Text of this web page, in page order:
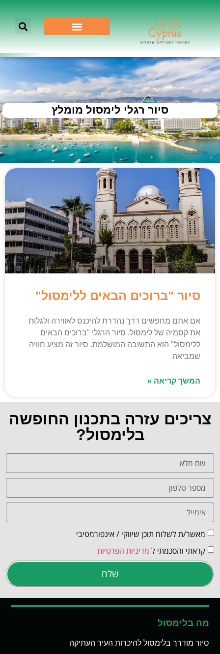
סיור רגלי לימסול מומלץ
סיור "ברוכים הבאים ללימסול"
אם אתם מחפשים דרך נהדרת להיכנס לאווירה ולגלות
את קסמיה של לימסול, סיור הרגלי "ברוכים הבאים
ללימסול" הוא התשובה המושלמת. סיור זה מציע חוויה
שמביאה
המשך קריאה »
צריכים עזרה בתכנון החופשה
בלימסול?
מאשר/ת לשלוח תוכן שיווקי / אינפורמטיבי
קראתי והסכמתי ל מדיניות הפרטיות
שלח
מה בלימסול
סיור מודרך בלימסול להיכרות העיר העתיקה